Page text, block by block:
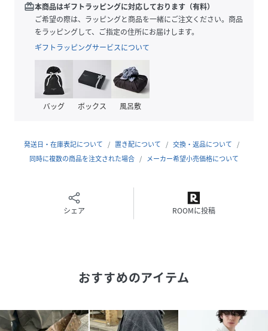
redeem本商品はギフトラッピングに対応しております（有料）
ご希望の際は、ラッピングと商品を一緒にご注文ください。商品
をラッピングして、ご指定の住所にお届けします。
ギフトラッピングサービスについて
バッグ ボックス 風呂敷
発送日・在庫表記について 置き配について
交換・返品について
同時に複数の商品を注文された場合
メーカー希望小売価格について
シェア ROOMに投稿
おすすめのアイテム